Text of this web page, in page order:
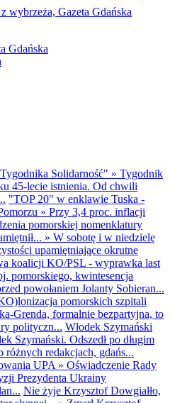
Gdańska
Solidarność" » Tygodnik
45-lecie istnienia. Od chwili
"TOP 20" w enklawie Tuska -
» Przy 3,4 proc. inflacji
pomorskiej nomenklatury
» W sobotę i w niedzielę
upamiętniające okrutne
koalicji KO/PSL - wyprawka last
pomorskiego, kwintesencja
powołaniem Jolanty Sobieran...
pomorskich szpitali
Grenda, formalnie bezpartyjna, to
polityczn... Włodek Szymański
Szymański. Odszedł po długim
różnych redakcjach, gdańs...
UPA » Oświadczenie Rady
Prezydenta Ukrainy
Nie żyje Krzysztof Dowgiałło,